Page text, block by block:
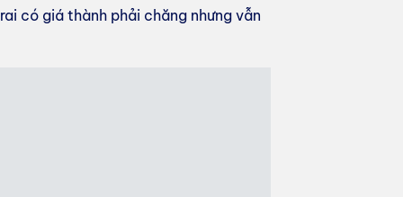
có giá thành phải chăng nhưng vẫn